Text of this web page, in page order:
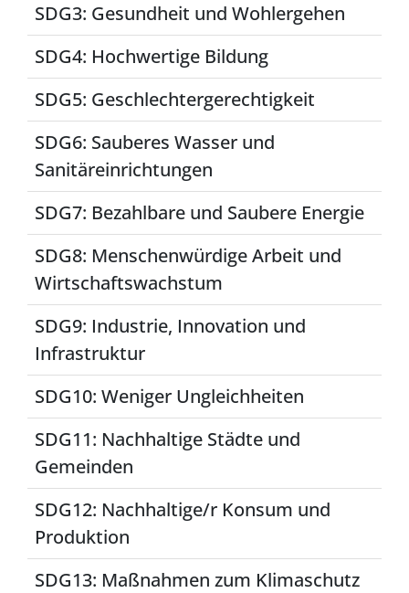
SDG3: Gesundheit und Wohlergehen
SDG4: Hochwertige Bildung
SDG5: Geschlechtergerechtigkeit
SDG6: Sauberes Wasser und
Sanitäreinrichtungen
SDG7: Bezahlbare und Saubere Energie
SDG8: Menschenwürdige Arbeit und
Wirtschaftswachstum
SDG9: Industrie, Innovation und
Infrastruktur
SDG10: Weniger Ungleichheiten
SDG11: Nachhaltige Städte und
Gemeinden
SDG12: Nachhaltige/r Konsum und
Produktion
SDG13: Maßnahmen zum Klimaschutz